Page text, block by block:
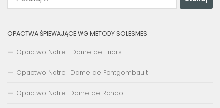
OPACTWA ŚPIEWAJĄCE WG METODY SOLESMES
Opactwo Notre -Dame de Triors
Opactwo Notre_Dame de Fontgombault
Opactwo Notre-Dame de Randol